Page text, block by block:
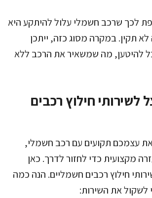
לכך שרכב חשמלי עלול להיתקע היא
תקין. במקרה מסוג כזה, ייתכן
להיטען, מה שמשאיר את הרכב ללא
לשירותי חילוץ רכבים
עצמכם תקועים עם רכב חשמלי,
מקצועית כדי לחזור לדרך. כאן
חילוץ רכבים חשמליים. הנה כמה
לשקול את השירות: